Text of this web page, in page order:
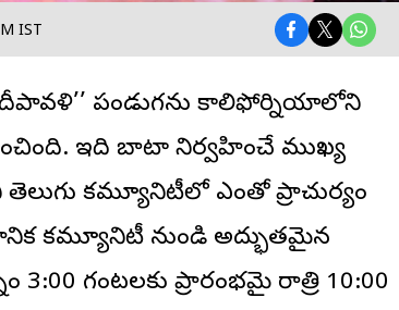
IST
పండుగను కాలిఫోర్నియాలోని
ఇది బాటా నిర్వహించే ముఖ్య
కమ్యూనిటీలో ఎంతో ప్రాచుర్యం
కమ్యూనిటీ నుండి అద్భుతమైన
గంటలకు ప్రారంభమై రాత్రి 10:00